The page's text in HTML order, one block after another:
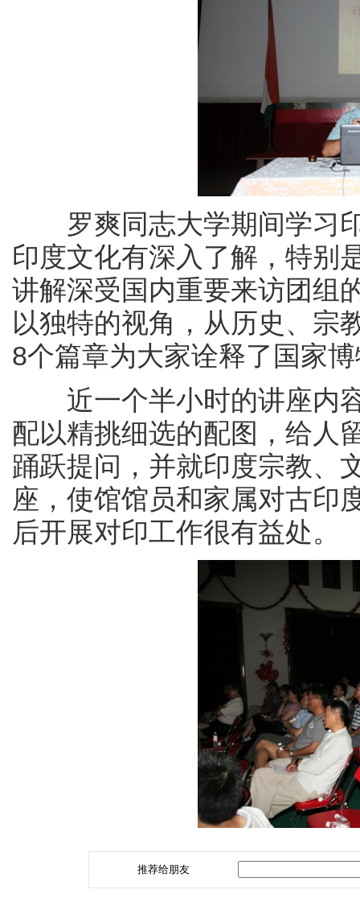
罗爽同志大学期间学习印
印度文化有深入了解，特别
讲解深受国内重要来访团组
以独特的视角，从历史、宗
8个篇章为大家诠释了国家
近一个半小时的讲座内容
配以精挑细选的配图，给人
踊跃提问，并就印度宗教、
座，使馆馆员和家属对古印
后开展对印工作很有益处。
推荐给朋友